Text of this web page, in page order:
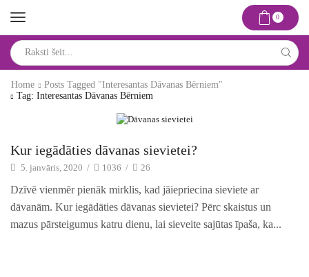
0
input
Home
Posts Tagged "interesantas Dāvanas Bērniem"
Tag: Interesantas Dāvanas Bērniem
Idejas un risinājumi
Kur iegādāties dāvanas sievietei?
5. janvāris, 2020 / 1036 / 26
Dzīvē vienmēr pienāk mirklis, kad jāiepriecina sieviete ar
dāvanām. Kur iegādāties dāvanas sievietei? Pērc skaistus un
mazus pārsteigumus katru dienu, lai sieveite sajūtas īpaša, ka...